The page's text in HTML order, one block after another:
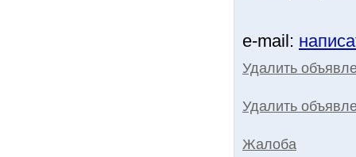
e-mail:
Удалить
Удалить
Жалоба